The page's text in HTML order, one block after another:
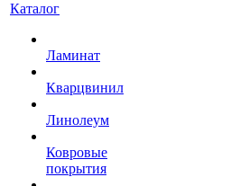
Каталог
Ламинат
Кварцвинил
Линолеум
Ковровые
покрытия